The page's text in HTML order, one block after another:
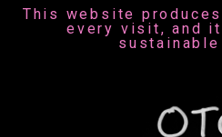
This website
every visit, and
sustainable